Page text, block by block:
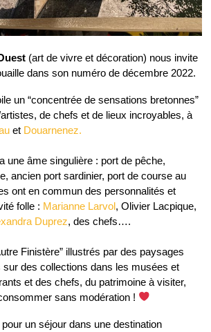
(art de vivre et décoration) nous invite
dans son numéro de décembre 2022.
un “concentrée de sensations bretonnes”
de chefs et de lieux incroyables, à
et Douarnenez⁠.
une âme singulière : port de pêche,
ancien port sardinier, port de course au
ont en commun des personnalités et
folle : Marianne Larvol, Olivier Lacpique,
Duprez, des chefs….
Finistère” illustrés par des paysages
des collections dans les musées et
et des chefs, du patrimoine à visiter,
sans modération !
un séjour dans une destination